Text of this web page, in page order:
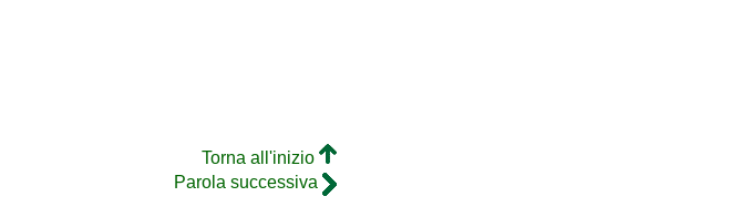
Torna all'inizio
Parola successiva